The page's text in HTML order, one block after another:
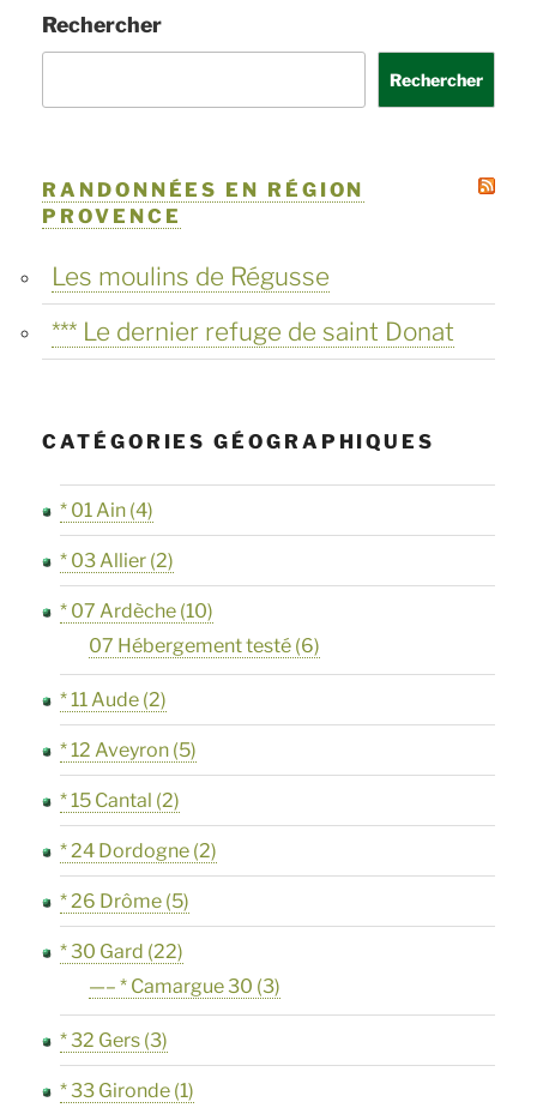
Rechercher
Rechercher
RANDONNÉES EN RÉGION
PROVENCE
Les moulins de Régusse
*** Le dernier refuge de saint Donat
CATÉGORIES GÉOGRAPHIQUES
* 01 Ain (4)
* 03 Allier (2)
* 07 Ardèche (10)
07 Hébergement testé (6)
* 11 Aude (2)
* 12 Aveyron (5)
* 15 Cantal (2)
* 24 Dordogne (2)
* 26 Drôme (5)
* 30 Gard (22)
—– * Camargue 30 (3)
* 32 Gers (3)
* 33 Gironde (1)